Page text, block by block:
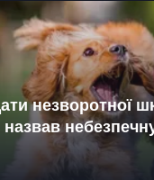
незворотної